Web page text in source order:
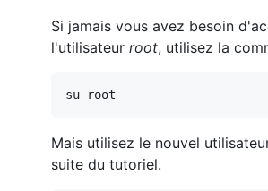
Si jamais vous avez besoin
l'utilisateur root, utilisez la
su root
Mais utilisez le nouvel
suite du tutoriel.